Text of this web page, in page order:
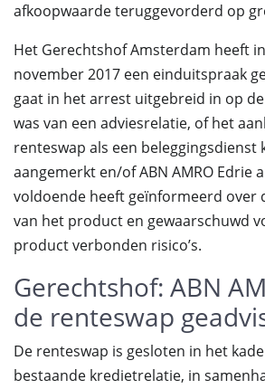
afkoopwaarde teruggevorderd op
Het Gerechtshof Amsterdam heeft
november 2017 een einduitspraak
gaat in het arrest uitgebreid in op
was van een adviesrelatie, of het
renteswap als een beleggingsdienst
aangemerkt en/of ABN AMRO Edrie
voldoende heeft geïnformeerd over
van het product en gewaarschuwd
product verbonden risico’s.
Gerechtshof: ABN
de renteswap
De renteswap is gesloten in het
bestaande kredietrelatie, in